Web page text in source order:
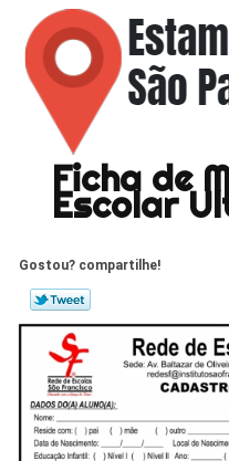
Ficha de
Escolar
Gostou? compartilhe!